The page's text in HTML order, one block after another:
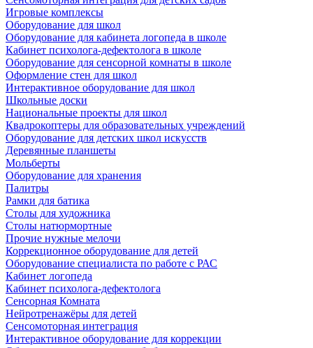
Игровые комплексы
Оборудование для школ
Оборудование для кабинета логопеда в школе
Кабинет психолога-дефектолога в школе
Оборудование для сенсорной комнаты в школе
Оформление стен для школ
Интерактивное оборудование для школ
Школьные доски
Национальные проекты для школ
Квадрокоптеры для образовательных учреждений
Оборудование для детских школ искусств
Деревянные планшеты
Мольберты
Оборудование для хранения
Палитры
Рамки для батика
Столы для художника
Столы натюрмортные
Прочие нужные мелочи
Коррекционное оборудование для детей
Оборудование специалиста по работе с РАС
Кабинет логопеда
Кабинет психолога-дефектолога
Сенсорная Комната
Нейротренажёры для детей
Сенсомоторная интеграция
Интерактивное оборудование для коррекции